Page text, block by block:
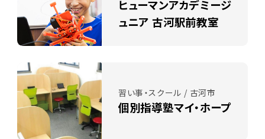
ヒューマンアカデミージ
ュニア 古河駅前教室
習い事・スクール / 古河市
個別指導塾マイ・ホープ